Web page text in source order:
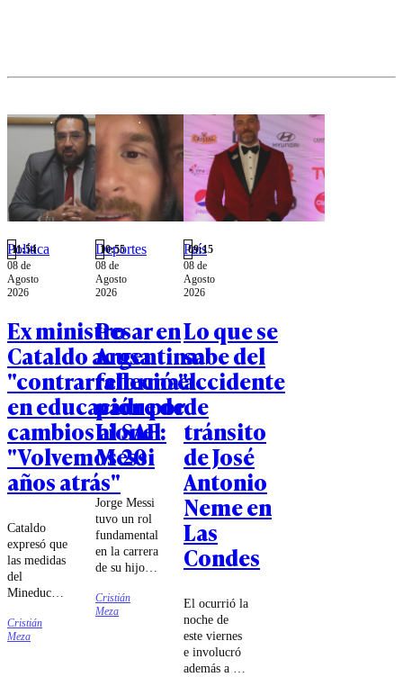
Política
11:54
08 de
Agosto
2026
Ex ministro
Cataldo acusa
"contrarreforma"
en educación por
cambios al SAE:
"Volvemos 20
años atrás"
Cataldo
expresó que
las medidas
del
Mineduc
contrapelo
de toda la
Cristián
Meza
Deportes
10:55
08 de
Agosto
2026
Pesar en
Argentina:
falleció el
padre de
Lionel
Messi
Jorge Messi
tuvo un rol
fundamental
en la carrera
de su hijo,
España para
que jugara
Cristián
Meza
País
09:15
08 de
Agosto
2026
Lo que se
sabe del
accidente
de
tránsito
de José
Antonio
Neme en
Las
Condes
El ocurrió la
noche de
este viernes
e involucró
además a un